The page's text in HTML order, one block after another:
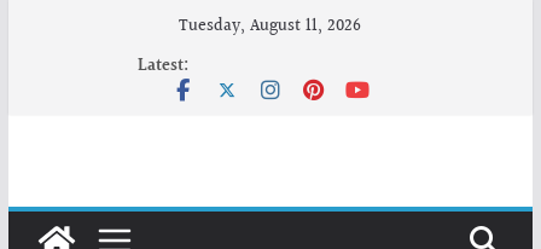
Tuesday, August 11, 2026
Latest: